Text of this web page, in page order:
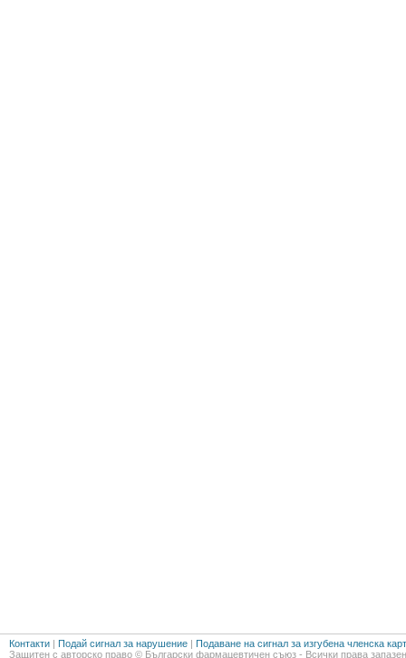
Контакти | Подай сигнал за нарушение | Подаване на сигнал за изгубена членска
Защитен с авторско право © Български фармацевтичен съюз - Всички права